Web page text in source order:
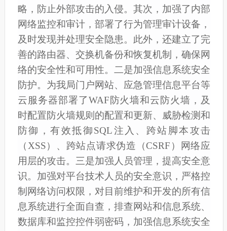
略， 防止外部攻击的入侵。其次，加强了内部
网络监控和审计， 部署了行为管理审计设备 ，
及时发现并处理安全隐患。此外，还建立了完
善的路由器、交换机备份和恢复机制，确保网
络的安全性和可用性。二是加强信息系统安全
防护。为我局门户网站、应急管理信息平台等
云服务器部署了WAF防火墙和云防火墙， 及
时配置防火墙规则的配置和更新、威胁检测和
防御 ，有效抵御SQL注入、跨站脚本攻击
（XSS）、跨站点请求伪造（CSRF）网络应
用层的攻击。 三是加强人员管理，提高安全意
识。 加强对平台技术人员的安全意识，严格控
制网络访问权限，对目前维护和开发的所有信
息系统进行全面自查，排查网站和信息系统、
数据库和监控控件弱密码，加强信息系统安全